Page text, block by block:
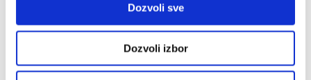
Dozvoli sve
Dozvoli izbor